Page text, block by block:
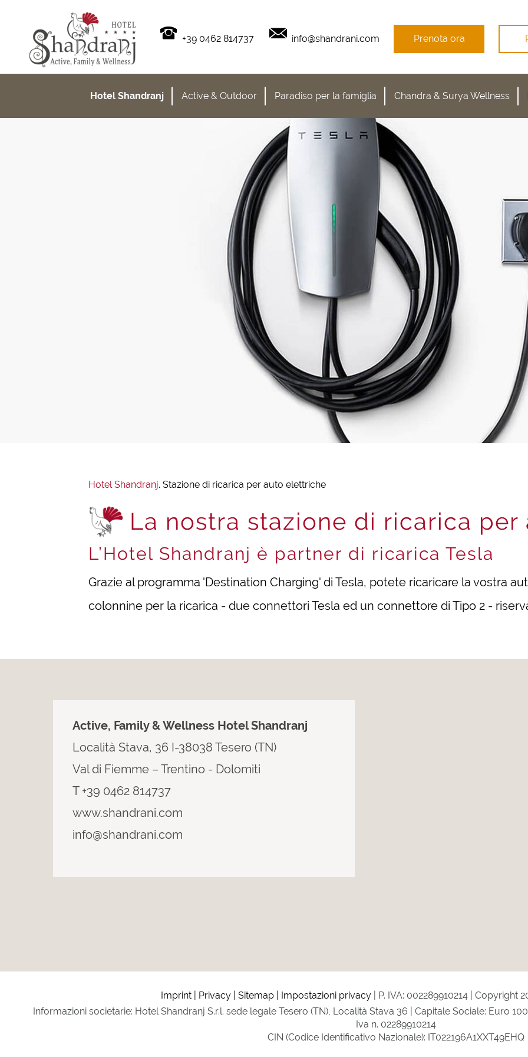
+39 0462 814737 info@shandrani.com Prenota ora
Hotel Shandranj Active & Outdoor Paradiso per la famiglia Chandra & Surya Wellness
Hotel Shandranj. Stazione di ricarica per auto elettriche
La nostra stazione di ricarica
L’Hotel Shandranj è partner di ricarica Tesla
Grazie al programma 'Destination Charging' di Tesla, potete ricaricare la vostra
colonnine per la ricarica - due connettori Tesla ed un connettore di Tipo 2 -
Active, Family & Wellness Hotel Shandranj
Località Stava, 36 I-38038 Tesero (TN)
Val di Fiemme – Trentino - Dolomiti
T +39 0462 814737
www.shandrani.com
info@shandrani.com
Imprint Privacy Sitemap Impostazioni privacy P. IVA: 002289910214
Copyright
Informazioni societarie: Hotel Shandranj S.r.l. sede legale Tesero (TN), Località Stava 36 | Capitale Sociale: Euro
Iva n. 02289910214
CIN (Codice Identificativo Nazionale): IT022196A1XXT49EHQ